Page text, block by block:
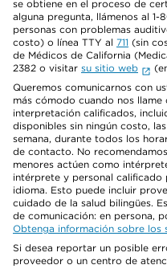
se obtiene en el proceso de
alguna pregunta, llámenos al
personas con problemas
costo) o línea TTY al 711 (sin
de Médicos de California
2382 o visitar su sitio web
Queremos comunicarnos con
más cómodo cuando nos
interpretación calificados,
disponibles sin ningún costo,
semana, durante todos los
de contacto. No
menores actúen como
intérprete y personal
idioma. Esto puede incluir
cuidado de la salud bilingües.
de comunicación: en persona,
Obtenga información sobre los
Si desea reportar un posible
proveedor o un centro de